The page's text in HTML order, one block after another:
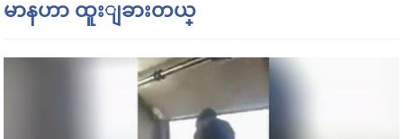
မာနဟာ ထူးျခားတယ္